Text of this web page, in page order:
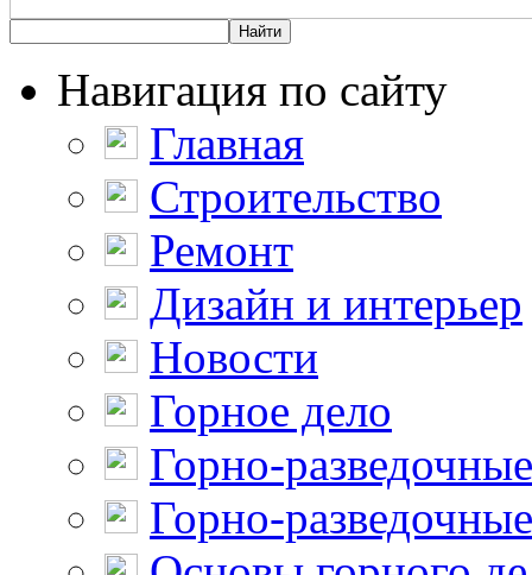
Навигация по сайту
Главная
Строительство
Ремонт
Дизайн и интерьер
Новости
Горное дело
Горно-
Горно-